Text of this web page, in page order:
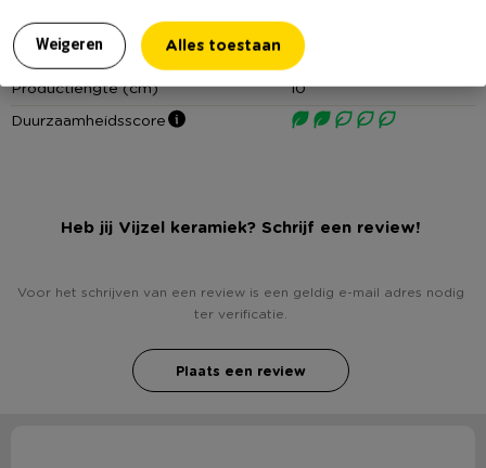
Weigeren Alles toestaan
* Handig, klein formaat
* Ø 10 cm
Producthoogte (cm)
6,5
Kleur
Wit
Productlengte (cm)
10
Duurzaamheidsscore
Heb jij Vijzel keramiek? Schrijf een review!
Voor het schrijven van een review is een geldig e-mail adres nodig
ter verificatie.
Plaats een review